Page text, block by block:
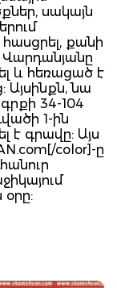
սակայն
քանի
և հեռացած է
նա
34-104
1-ին
է գրավը: Այս
color]-ը